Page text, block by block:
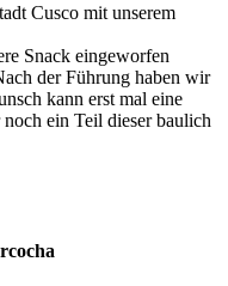
Cusco mit unserem
Snack eingeworfen
der Führung haben wir
kann erst mal eine
ein Teil dieser baulich